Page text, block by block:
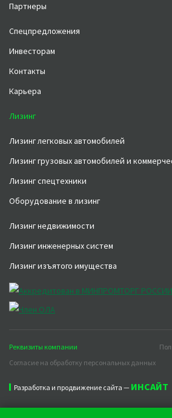
Партнеры
Спецпредложения
Инвесторам
Контакты
Карьера
Лизинг
Лизинг легковых автомобилей
Лизинг грузовых автомобилей и
Лизинг спецтехники
Оборудование в лизинг
Лизинг недвижимости
Лизинг инженерных систем
Лизинг изъятого имущества
Реквизиты компании
Согласие на обработку персональных данных
Разработка и продвижение сайта — ИНСАЙТ